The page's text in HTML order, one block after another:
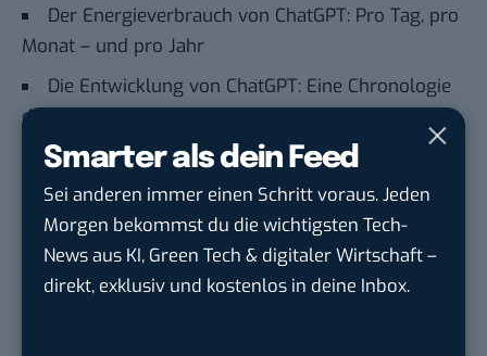
Smarter als dein Feed
Sei anderen immer einen Schritt voraus. Jeden
Morgen bekommst du die wichtigsten Tech-
News aus KI, Green Tech & digitaler Wirtschaft –
direkt, exklusiv und kostenlos in deine Inbox.
Der Energieverbrauch von ChatGPT: Pro Tag, pro
Monat – und pro Jahr
Die Entwicklung von ChatGPT: Eine Chronologie
der Ereignisse
Du möchtest nicht abgehängt werden, wenn es um
KI, Green Tech und die Tech-Themen von Morgen
geht? Über 12.000 smarte Leser bekommen jeden
Tag UPDATE, unser Tech-Briefing mit den